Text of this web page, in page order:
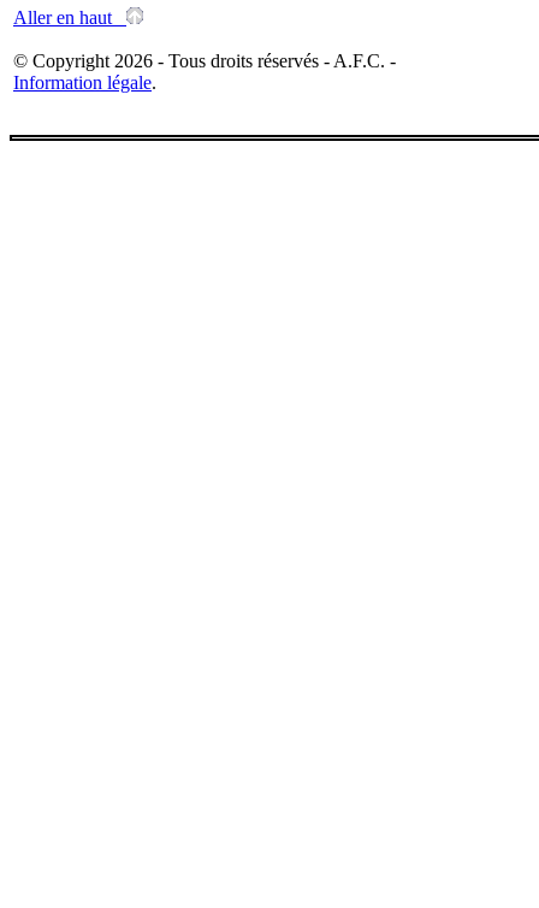
Aller en haut
© Copyright 2026 - Tous droits réservés - A.F.C. -
Information légale.